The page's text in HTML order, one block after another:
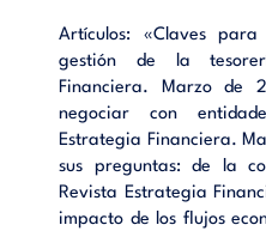
Artículos: «Claves
gestión de la
Financiera. Marzo de
negociar con
Estrategia Financiera.
sus preguntas: de la
Revista Estrategia
impacto de los flujos